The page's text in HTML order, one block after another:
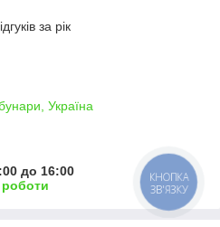
за рік
Україна
до 16:00
роботи
КНОПКА
ЗВ'ЯЗКУ